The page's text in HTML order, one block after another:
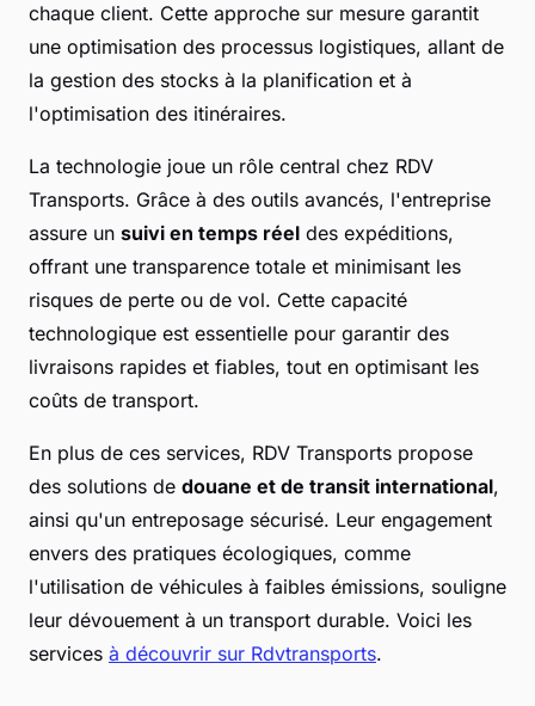
chaque client. Cette approche sur mesure garantit
une optimisation des processus logistiques, allant de
la gestion des stocks à la planification et à
l'optimisation des itinéraires.
La technologie joue un rôle central chez RDV
Transports. Grâce à des outils avancés, l'entreprise
assure un suivi en temps réel des expéditions,
offrant une transparence totale et minimisant les
risques de perte ou de vol. Cette capacité
technologique est essentielle pour garantir des
livraisons rapides et fiables, tout en optimisant les
coûts de transport.
En plus de ces services, RDV Transports propose
des solutions de douane et de transit international,
ainsi qu'un entreposage sécurisé. Leur engagement
envers des pratiques écologiques, comme
l'utilisation de véhicules à faibles émissions, souligne
leur dévouement à un transport durable. Voici les
services à découvrir sur Rdvtransports.